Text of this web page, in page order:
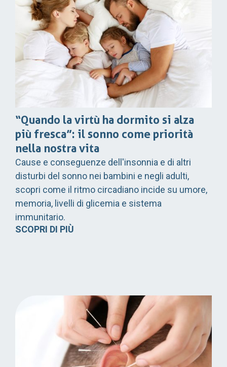
“Quando la virtù ha dormito si alza
più fresca”: il sonno come priorità
nella nostra vita
Cause e conseguenze dell'insonnia e di altri
disturbi del sonno nei bambini e negli adulti,
scopri come il ritmo circadiano incide su umore,
memoria, livelli di glicemia e sistema
immunitario.
SCOPRI DI PIÙ